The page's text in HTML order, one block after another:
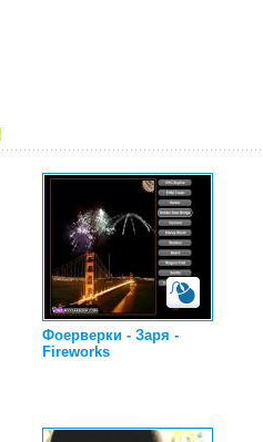
Фоерверки - Заря -
Fireworks